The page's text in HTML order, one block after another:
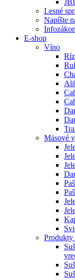
Lesné
Napíšte
Infozákon
E-shop
Víno
Mäsové
Produkty